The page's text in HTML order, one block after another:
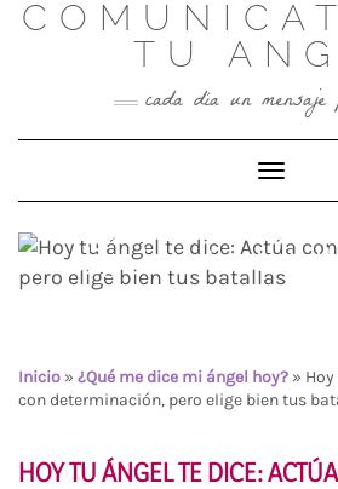
Skip
TU
cada día un
Toggle
Hoy tu ángel te
con determinación,
elige bien tus
Inicio » ¿Qué me dice mi ángel hoy? »
con determinación, pero elige bien tus
HOY TU ÁNGEL TE DICE: